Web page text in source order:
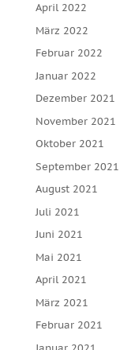
April 2022
März 2022
Februar 2022
Januar 2022
Dezember 2021
November 2021
Oktober 2021
September 2021
August 2021
Juli 2021
Juni 2021
Mai 2021
April 2021
März 2021
Februar 2021